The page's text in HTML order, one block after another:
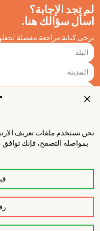
لم تجد الإجابة؟
اسأل سؤالك هنا.
يرجى كتابة مراجعة مفصلة
نحن نستخدم ملفات تعريف
بمواصلة التصفح، فإنك